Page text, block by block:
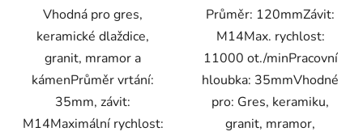
Vhodná pro gres,
keramické dlaždice,
granit, mramor a
kámenPrůměr vrtání:
35mm, závit:
M14Maximální rychlost:
Průměr: 120mmZávit:
M14Max. rychlost:
11000 ot./minPracovní
hloubka: 35mmVhodné
pro: Gres, keramiku,
granit, mramor,